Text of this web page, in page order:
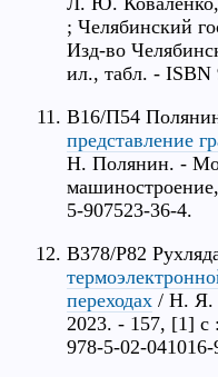
; Челябинский
Изд-во
ил., табл. - ISBN
В16/П54
представление
Н. Полянин. -
5-907523-36-4.
В378/Р82
переходах / Н. Я.
2023. - 157, [1] с
978-5-02-041016-